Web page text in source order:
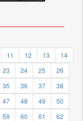
11 12 13
14
23 24 25
26
35 36 37
38
47 48 49
50
59 60 61
62